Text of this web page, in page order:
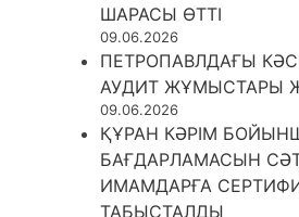
ШАРАСЫ ӨТТІ
09.06.2026
ПЕТРОПАВЛДАҒЫ
АУДИТ ЖҰМЫСТАРЫ
09.06.2026
ҚҰРАН КӘРІМ
БАҒДАРЛАМАСЫН
ИМАМДАРҒА
ТАБЫСТАЛДЫ